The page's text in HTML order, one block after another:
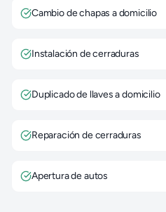
Cambio de chapas a domicilio
Instalación de cerraduras
Duplicado de llaves a domicilio
Reparación de cerraduras
Apertura de autos